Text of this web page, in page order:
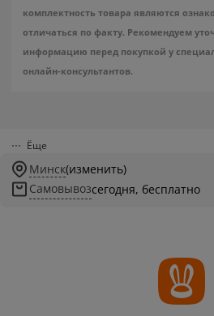
комплектность товара являются
отличаться по факту. Рекомендуем
информацию перед покупкой у
онлайн-консультантов.
Ёще
Минск(изменить)
Самовывозсегодня, бесплатно